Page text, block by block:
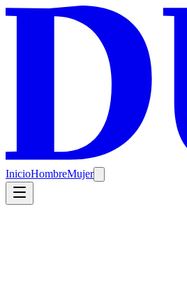
InicioHombreMujer